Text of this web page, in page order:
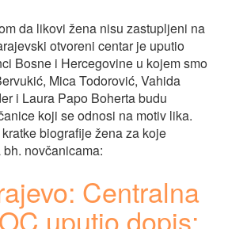
da likovi žena nisu zastupljeni na
otvoreni centar je uputio
Bosne i Hercegovine u kojem smo
Mica Todorović, Vahida
i Laura Papo Boherta budu
koji se odnosi na motiv lika.
biografije žena za koje
novčanicama:
Centralna
uputio dopis: